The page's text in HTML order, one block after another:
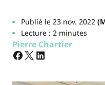
Publié le 23 nov. 2022
Lecture : 2 minutes
Pierre Chartier